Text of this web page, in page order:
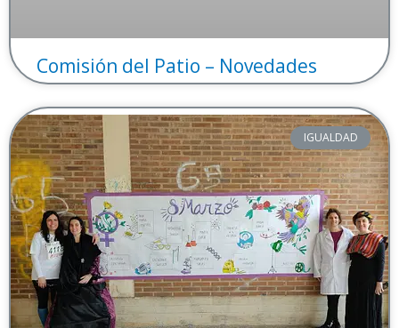
Comisión del Patio – Novedades
IGUALDAD